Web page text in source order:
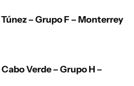
Túnez– Grupo F – Monterrey
Cabo Verde– Grupo H –